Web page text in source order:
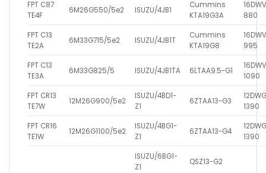
FPT C87
TE4F
6M26G550/5e2 ISUZU/4JB1
Cummins
KTA19G3A
880
FPT C13
TE2A
6M33G715/5e2 ISUZU/4JB1T
Cummins
KTA19G8
995
FPT C13
TE3A
6M33G825/5 ISUZU/4JB1TA 6LTAA9.5-G1
1090
FPT CR13
TE7W
12M26G900/5e2
ISUZU/4BD1-
Z1
6ZTAA13-G3
1390
FPT CR16
TE1W
12M26G1100/5e2
ISUZU/4BG1-
Z1
6ZTAA13-G4
1390
ISUZU/6BG1-
Z1
QSZ13-G2